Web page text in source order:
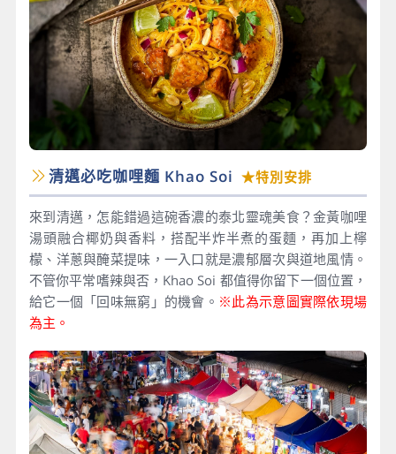
清邁必吃咖哩麵 Khao Soi ★特別安排
來到清邁，怎能錯過這碗香濃的泰北靈魂美食？金黃咖哩
湯頭融合椰奶與香料，搭配半炸半煮的蛋麵，再加上檸
檬、洋蔥與醃菜提味，一入口就是濃郁層次與道地風情。
不管你平常嗜辣與否，Khao Soi 都值得你留下一個位置，
給它一個「回味無窮」的機會。 ※此為示意圖實際依現場
為主。